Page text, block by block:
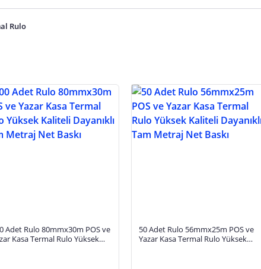
Rulo
Adet Rulo 80mmx30m POS ve
Kasa Termal Rulo Yüksek
50 Adet Rulo 56mmx25m POS ve
Yazar Kasa Termal Rulo Yüksek